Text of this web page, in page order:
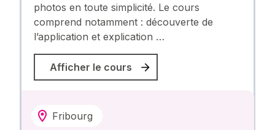
photos en toute simplicité. Le cours
comprend notamment : découverte de
l’application et explication …
Afficher le cours
Fribourg